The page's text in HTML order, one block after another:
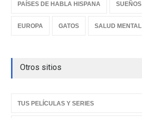
PAÍSES DE HABLA HISPANA SUEÑOS
EUROPA GATOS SALUD MENTAL
Otros sitios
TUS PELÍCULAS Y SERIES